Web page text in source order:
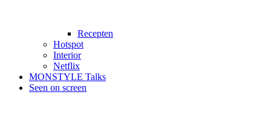
Recepten
Hotspot
Interior
Netflix
MONSTYLE Talks
Seen on screen